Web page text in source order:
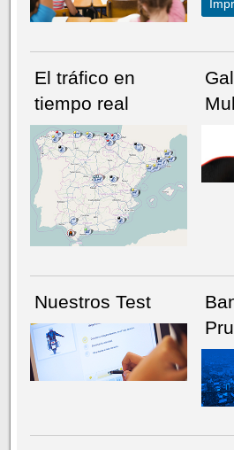
NÚMERO ACTUALHEMEROTECA
El tráfico en
tiempo real
Nuestros Test